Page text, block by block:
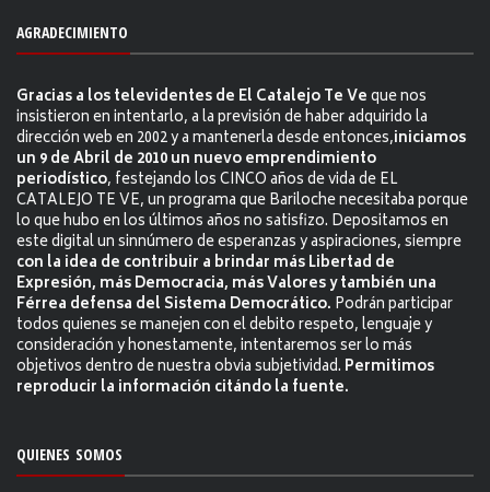
AGRADECIMIENTO
Gracias a los televidentes de El Catalejo Te Veque nos
insistieron en intentarlo, a la previsión de haber adquirido la
dirección web en 2002 y a mantenerla desde entonces,iniciamos
un 9 de Abril de 2010 un nuevo emprendimiento
periodístico, festejando los CINCO años de vida de EL
CATALEJO TE VE, un programa que Bariloche necesitaba porque
lo que hubo en los últimos años no satisfizo. Depositamos en
este digital un sinnúmero de esperanzas y aspiraciones, siempre
con la idea de contribuir a brindar más Libertad de
Expresión, más Democracia, más Valores y también una
Férrea defensa del Sistema Democrático. Podrán participar
todos quienes se manejen con el debito respeto, lenguaje y
consideración y honestamente, intentaremos ser lo más
objetivos dentro de nuestra obvia subjetividad. Permitimos
reproducir la información citándo la fuente.
QUIENES SOMOS